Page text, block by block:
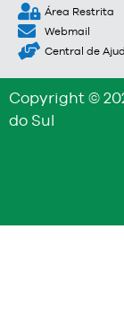
Área Restrita
Webmail
Central de
Copyright ©
do Sul